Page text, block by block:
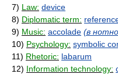
7) Law: device
8) Diplomatic term:
9) Music: accolade (в
10) Psychology: symbolic
11) Rhetoric: labarum
12) Information technology: